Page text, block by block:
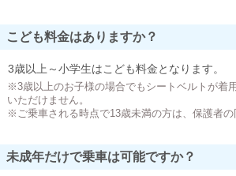
こども料金はありますか？
3歳以上～小学生はこども料金となります。
※3歳以上のお子様の場合でもシートベルトが着
いただけません。
※ご乗車される時点で13歳未満の方は、保護者の
未成年だけで乗車は可能ですか？